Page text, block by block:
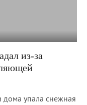
из-за
упала снежная